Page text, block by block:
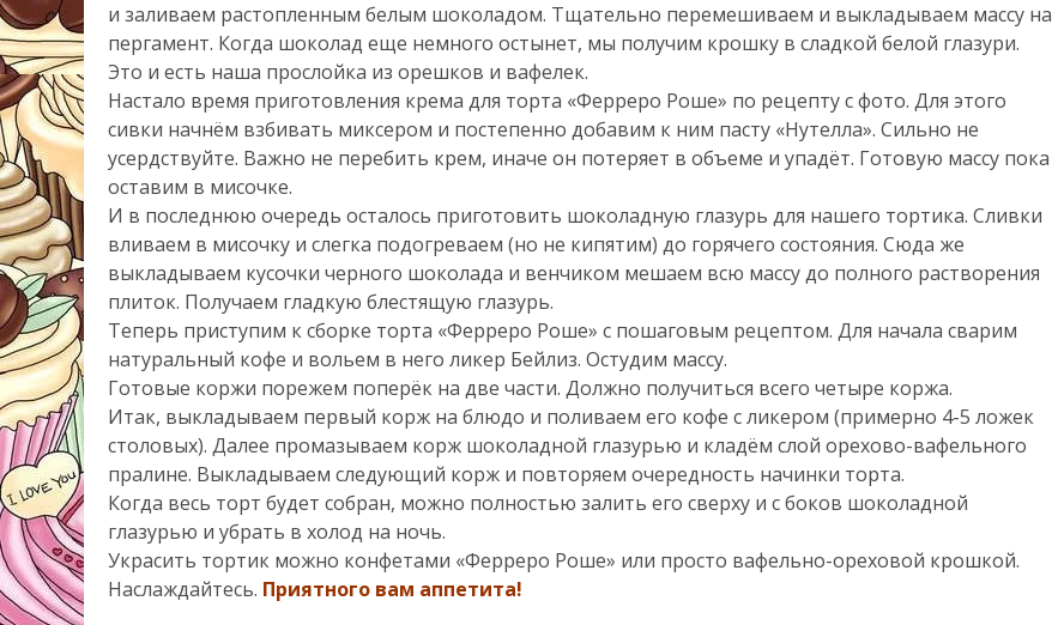
и заливаем растопленным белым шоколадом. Тщательно перемешиваем и выкладываем массу на
пергамент. Когда шоколад еще немного остынет, мы получим крошку в сладкой белой глазури.
Это и есть наша прослойка из орешков и вафелек.
Настало время приготовления крема для торта «Ферреро Роше» по рецепту с фото. Для этого
сивки начнём взбивать миксером и постепенно добавим к ним пасту «Нутелла». Сильно не
усердствуйте. Важно не перебить крем, иначе он потеряет в объеме и упадёт. Готовую массу пока
оставим в мисочке.
И в последнюю очередь осталось приготовить шоколадную глазурь для нашего тортика. Сливки
вливаем в мисочку и слегка подогреваем (но не кипятим) до горячего состояния. Сюда же
выкладываем кусочки черного шоколада и венчиком мешаем всю массу до полного растворения
плиток. Получаем гладкую блестящую глазурь.
Теперь приступим к сборке торта «Ферреро Роше» с пошаговым рецептом. Для начала сварим
натуральный кофе и вольем в него ликер Бейлиз. Остудим массу.
Готовые коржи порежем поперёк на две части. Должно получиться всего четыре коржа.
Итак, выкладываем первый корж на блюдо и поливаем его кофе с ликером (примерно 4-5 ложек
столовых). Далее промазываем корж шоколадной глазурью и кладём слой орехово-вафельного
пралине. Выкладываем следующий корж и повторяем очередность начинки торта.
Когда весь торт будет собран, можно полностью залить его сверху и с боков шоколадной
глазурью и убрать в холод на ночь.
Украсить тортик можно конфетами «Ферреро Роше» или просто вафельно-ореховой крошкой.
Наслаждайтесь. Приятного вам аппетита!